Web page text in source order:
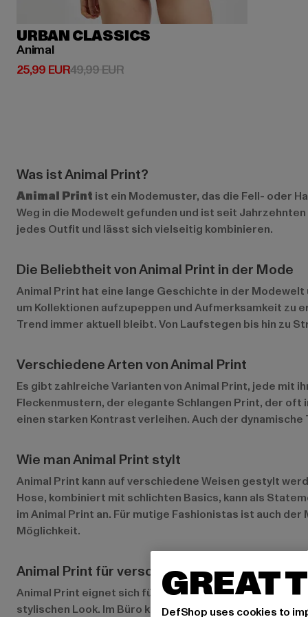
URBAN CLASSICS
Animal
25,99 EUR
Derzeitiger Preis: 25,99 EUR
49,99 EURAktionspreis: 49,99 EUR
Was ist Animal Print?
Animal Print ist ein Modemuster, das die Fell- oder
Weg in die Modewelt gefunden und ist seit
jedes Outfit und lässt sich vielseitig kombinieren.
Die Beliebtheit von Animal Print in der Mode
Animal Print hat eine lange Geschichte in der
um Kollektionen aufzupeppen und Aufmerksamkeit zu
Trend immer aktuell bleibt. Von Laufstegen bis hin zu
Verschiedene Arten von Animal Print
Es gibt zahlreiche Varianten von Animal Print, jede mit
Fleckenmustern, der elegante Schlangen Print, der
einen starken Kontrast verleihen. Auch der
Wie man Animal Print stylt
Animal Print kann auf verschiedene Weisen gestylt
Hose, kombiniert mit schlichten Basics, kann als
im Animal Print an. Für mutige Fashionistas ist auch
Möglichkeit.
Animal Print für verschiedene Anlässe
Animal Print eignet sich für zahlreiche Anlässe, von
stylischen Look. Im Büro kann ein dezent gemusterter
GREAT
DefShop uses cookies to